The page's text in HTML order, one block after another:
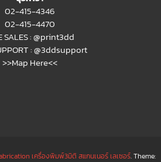
02-415-4346
02-415-4470
SALES :@print3dd
:@3ddsupport
>>Map Here<<
เครื่องพิมพ์3มิติ สแกนเนอร์ เลเซอร์. Theme: